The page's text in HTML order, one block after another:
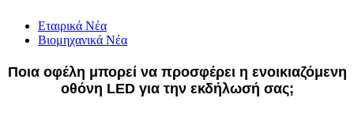
Εταιρικά Νέα
Βιομηχανικά Νέα
Ποια οφέλη μπορεί να προσφέρει η ενοικιαζόμενη
οθόνη LED για την εκδήλωσή σας;